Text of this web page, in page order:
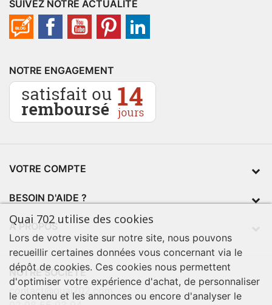
SUIVEZ NOTRE ACTUALITÉ
NOTRE ENGAGEMENT
VOTRE COMPTE
BESOIN D'AIDE ?
À PROPOS
NOTRE SOCIÉTÉ
contact@quai702.com
Quai 702 utilise des cookies
Lors de votre visite sur notre site, nous pouvons
recueillir certaines données vous concernant via le
dépôt de cookies. Ces cookies nous permettent
d'optimiser votre expérience d'achat, de personnaliser
le contenu et les annonces ou encore d'analyser le